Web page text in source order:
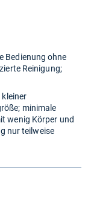
Bedienung ohne
Reinigung;
minimale
wenig Körper und
nur teilweise